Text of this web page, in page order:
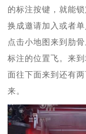
的标注按键，就能
换成邀请加入或者
点击小地图来到肋
标注的位置飞。来
面往下面来到还有
来。